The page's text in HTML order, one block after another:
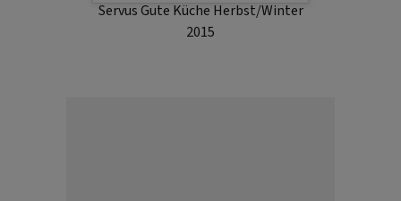
Servus Gute Küche Herbst/Winter
2015